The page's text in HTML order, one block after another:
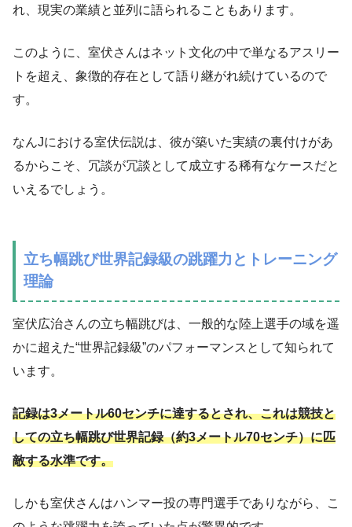
れ、現実の業績と並列に語られることもあります。
このように、室伏さんはネット文化の中で単なるアスリー
トを超え、象徴的存在として語り継がれ続けているので
す。
なんJにおける室伏伝説は、彼が築いた実績の裏付けがあ
るからこそ、冗談が冗談として成立する稀有なケースだと
いえるでしょう。
立ち幅跳び世界記録級の跳躍力とトレーニング
理論
室伏広治さんの立ち幅跳びは、一般的な陸上選手の域を遥
かに超えた“世界記録級”のパフォーマンスとして知られて
います。
記録は3メートル60センチに達するとされ、これは競技と
しての立ち幅跳び世界記録（約3メートル70センチ）に匹
敵する水準です。
しかも室伏さんはハンマー投の専門選手でありながら、こ